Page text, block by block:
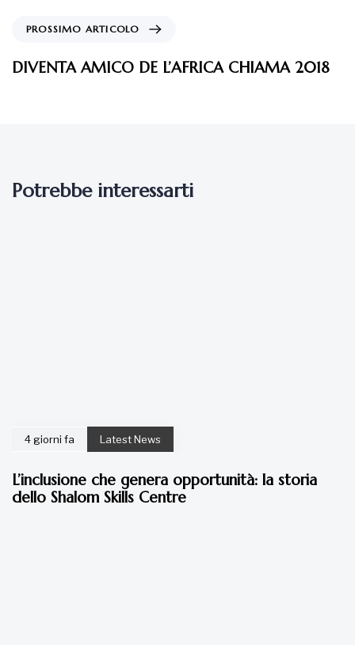
PROSSIMO ARTICOLO
DIVENTA AMICO DE L’AFRICA CHIAMA 2018
Potrebbe interessarti
4 giorni fa Latest News
L’inclusione che genera opportunità: la storia
dello Shalom Skills Centre